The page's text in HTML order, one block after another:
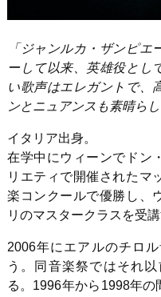
「ジャンルカ・ザンピエ
ーして以来、英雄役とし
い歌声はエレガントで、
ンとニュアンスも素晴ら
イタリア出身。
在学中にウィーンでドン
リエティで開催されたマ
楽コンクールで優勝し、
リのマスタークラスを受講
2006年にエアルのチロ
う。同音楽祭ではそれ
る。1996年から1998年